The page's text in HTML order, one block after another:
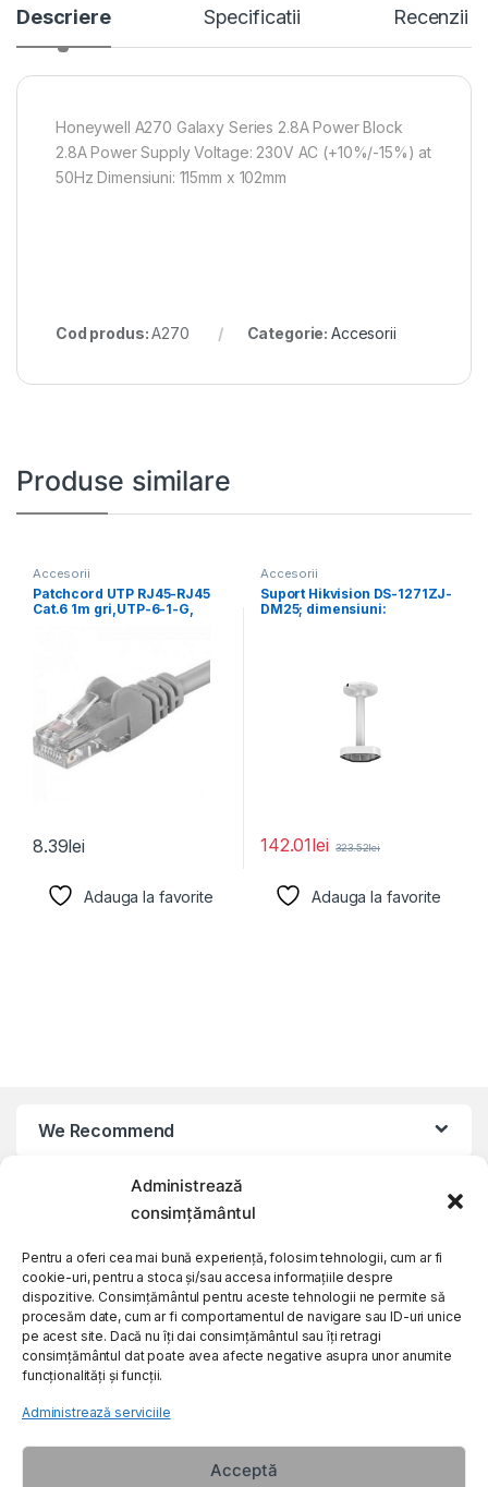
Administrează
consimțământul
Pentru a oferi cea mai bună experiență, folosim tehnologii, cum ar fi
cookie-uri, pentru a stoca și/sau accesa informațiile despre
dispozitive. Consimțământul pentru aceste tehnologii ne permite să
procesăm date, cum ar fi comportamentul de navigare sau ID-uri unice
pe acest site. Dacă nu îți dai consimțământul sau îți retragi
consimțământul dat poate avea afecte negative asupra unor anumite
funcționalități și funcții.
Administrează serviciile
Acceptă
Descriere Specificatii Recenzii
Honeywell A270 Galaxy Series 2.8A Power Block
2.8A Power Supply Voltage: 230V AC (+10%/-15%) at
50Hz Dimensiuni: 115mm x 102mm
Cod produs:A270 Categorie: Accesorii
Produse similare
Accesorii
Patchcord UTP RJ45-RJ45
Cat.6 1m gri,UTP-6-1-G,
8.39lei
Adauga la favorite
Accesorii
Suport Hikvision DS-1271ZJ-
DM25; dimensiuni:
142.01lei 323.52lei
Adauga la favorite
We Recommend
My Account
Customer Care
About Us